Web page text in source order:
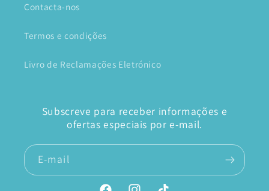
Contacta-nos
Termos e condições
Livro de Reclamações Eletrónico
Subscreve para receber informações e
ofertas especiais por e-mail.
E-mail